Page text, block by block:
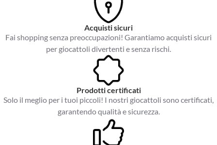
Acquisti sicuri
Fai shopping senza preoccupazioni! Garantiamo acquisti sicuri
per giocattoli divertenti e senza rischi.
Prodotti certificati
Solo il meglio per i tuoi piccoli! I nostri giocattoli sono certificati,
garantendo qualità e sicurezza.